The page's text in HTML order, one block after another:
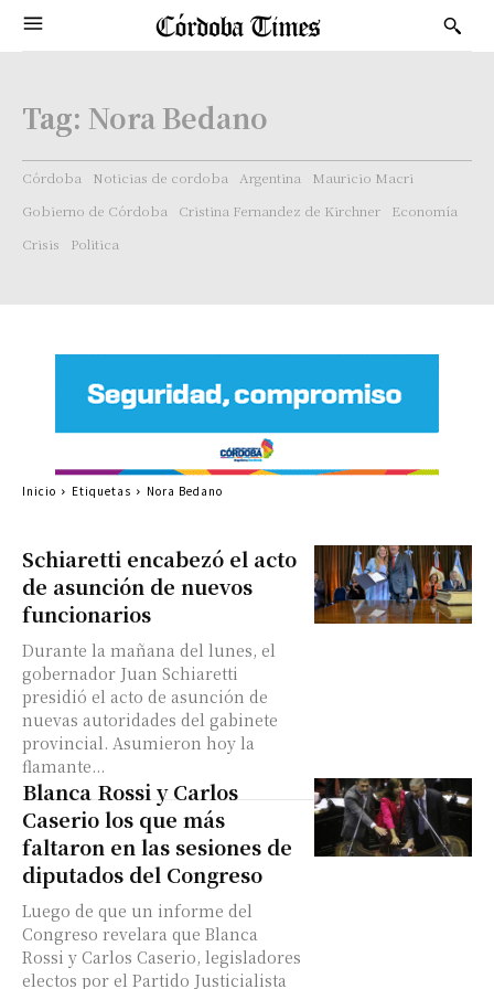
Tag: Nora Bedano
Córdoba Noticias de cordoba Argentina
Mauricio Macri
Gobierno de Córdoba
Cristina Fernandez de Kirchner
Economía
Crisis
Politica
Schiaretti encabezó el acto
de asunción de nuevos
funcionarios
Durante la mañana del lunes, el
gobernador Juan Schiaretti
presidió el acto de asunción de
nuevas autoridades del gabinete
provincial. Asumieron hoy la
flamante...
Blanca Rossi y Carlos
Caserio los que más
faltaron en las sesiones de
diputados del Congreso
Luego de que un informe del
Congreso revelara que Blanca
Rossi y Carlos Caserio, legisladores
electos por el Partido Justicialista
Inicio Etiquetas Nora Bedano